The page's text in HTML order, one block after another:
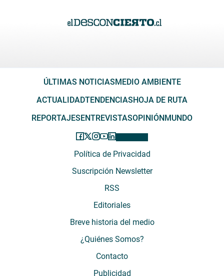
ÚLTIMAS NOTICIAS MEDIO AMBIENTE
ACTUALIDADTENDENCIAS HOJA DE RUTA
REPORTAJES ENTREVISTASOPINIÓN MUNDO
Política de Privacidad
Suscripción Newsletter
RSS
Editoriales
Breve historia del medio
¿Quiénes Somos?
Contacto
Publicidad